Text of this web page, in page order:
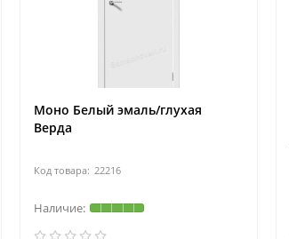
Моно Белый эмаль/глухая
Верда
22216